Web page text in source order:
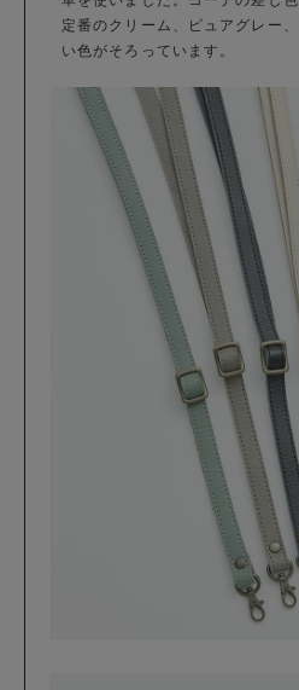
定番のクリーム、ピュアグレー
い色がそろっています。